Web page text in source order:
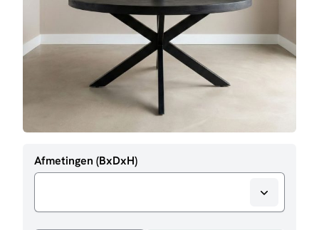
Afmetingen (BxDxH)